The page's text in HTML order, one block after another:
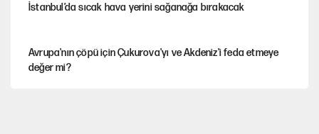
İstanbul’da sıcak hava yerini sağanağa bırakacak
Avrupa'nın çöpü için Çukurova'yı ve Akdeniz'i feda etmeye
değer mi?